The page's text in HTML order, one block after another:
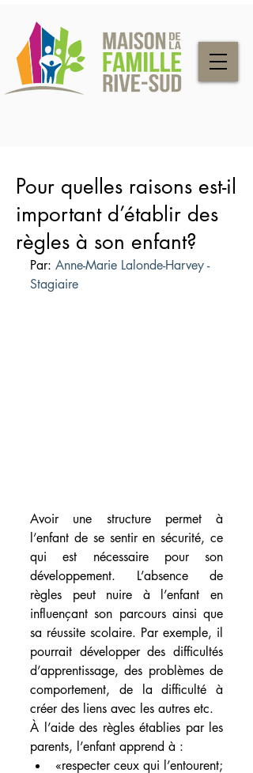
Pour quelles raisons est-il
important d’établir des
règles à son enfant?
Par: Anne-Marie Lalonde-Harvey -
Stagiaire
Avoir une structure permet à
l’enfant de se sentir en sécurité, ce
qui est nécessaire pour son
développement. L’absence de
règles peut nuire à l’enfant en
influençant son parcours ainsi que
sa réussite scolaire. Par exemple, il
pourrait développer des difficultés
d’apprentissage, des problèmes de
comportement, de la difficulté à
créer des liens avec les autres etc.
À l’aide des règles établies par les
parents, l’enfant apprend à :